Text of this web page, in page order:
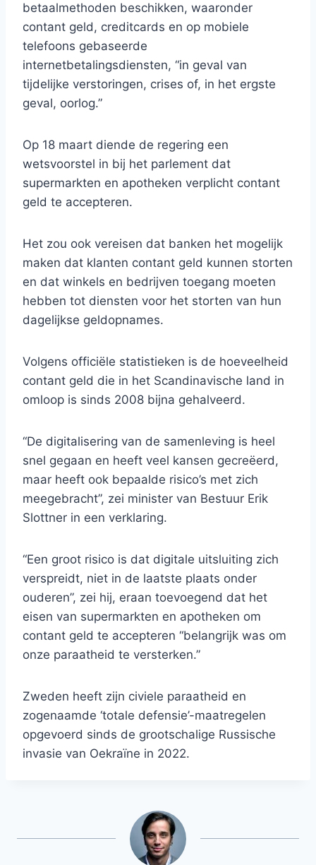
betaalmethoden beschikken, waaronder
contant geld, creditcards en op mobiele
telefoons gebaseerde
internetbetalingsdiensten, “in geval van
tijdelijke verstoringen, crises of, in het ergste
geval, oorlog.”
Op 18 maart diende de regering een
wetsvoorstel in bij het parlement dat
supermarkten en apotheken verplicht contant
geld te accepteren.
Het zou ook vereisen dat banken het mogelijk
maken dat klanten contant geld kunnen storten
en dat winkels en bedrijven toegang moeten
hebben tot diensten voor het storten van hun
dagelijkse geldopnames.
Volgens officiële statistieken is de hoeveelheid
contant geld die in het Scandinavische land in
omloop is sinds 2008 bijna gehalveerd.
“De digitalisering van de samenleving is heel
snel gegaan en heeft veel kansen gecreëerd,
maar heeft ook bepaalde risico’s met zich
meegebracht”, zei minister van Bestuur Erik
Slottner in een verklaring.
“Een groot risico is dat digitale uitsluiting zich
verspreidt, niet in de laatste plaats onder
ouderen”, zei hij, eraan toevoegend dat het
eisen van supermarkten en apotheken om
contant geld te accepteren “belangrijk was om
onze paraatheid te versterken.”
Zweden heeft zijn civiele paraatheid en
zogenaamde ‘totale defensie’-maatregelen
opgevoerd sinds de grootschalige Russische
invasie van Oekraïne in 2022.